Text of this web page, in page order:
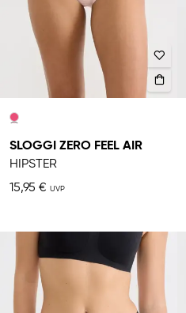
SLOGGI ZERO FEEL AIR
HIPSTER
15,95 €